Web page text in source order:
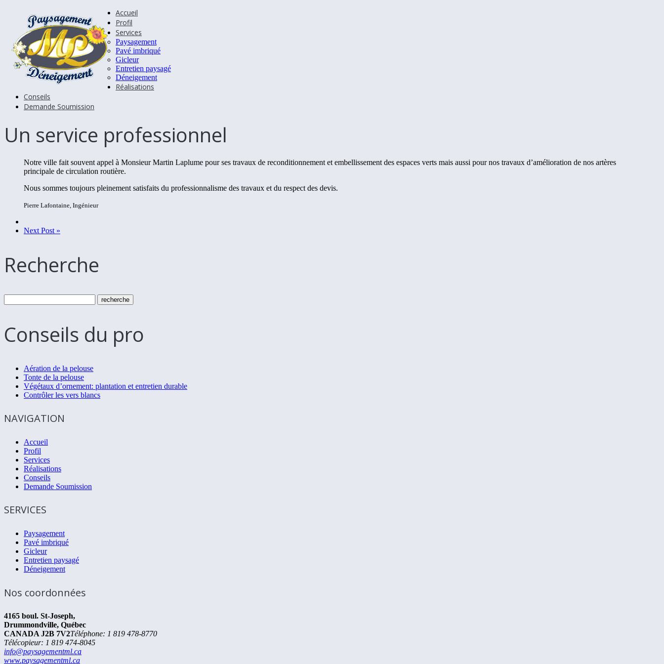
Accueil
Profil
Services
Paysagement
Pavé imbriqué
Gicleur
Entretien paysagé
Déneigement
Réalisations
Conseils
Demande Soumission
Un service professionnel
Notre ville fait souvent appel à Monsieur Martin Laplume pour ses travaux de reconditionnement et embellissement des espaces verts mais aussi pour nos travaux d’amélioration de nos artères
principale de circulation routière.
Nous sommes toujours pleinement satisfaits du professionnalisme des travaux et du respect des devis.
Pierre Lafontaine Ingénieur
Next Post »
Recherche
Conseils du pro
Aération de la pelouse
Tonte de la pelouse
Végétaux d’ornement: plantation et entretien durable
Contrôler les vers blancs
NAVIGATION
Accueil
Profil
Services
Réalisations
Conseils
Demande Soumission
SERVICES
Paysagement
Pavé imbriqué
Gicleur
Entretien paysagé
Déneigement
Nos coordonnées
4165 boul. St-Joseph,
Drummondville, Québec
CANADA J2B 7V2Téléphone: 1 819 478-8770
Télécopieur: 1 819 474-8045
info@paysagementml.ca
www.paysagementml.ca